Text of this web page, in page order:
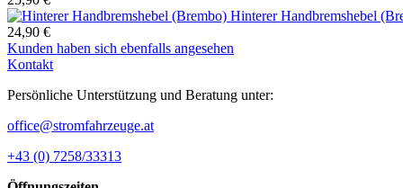
Hinterer Handbremshebel
24,90 €
Kunden haben sich ebenfalls angesehen
Kontakt
Persönliche Unterstützung und Beratung unter:
office@stromfahrzeuge.at
+43 (0) 7258/33313